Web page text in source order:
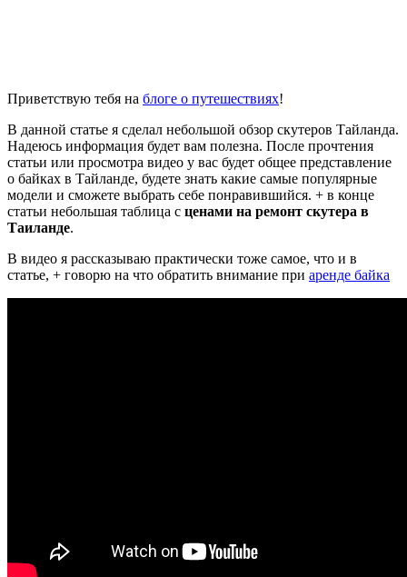
Приветствую тебя на блоге о путешествиях!
В данной статье я сделал небольшой обзор скутеров Тайланда.
Надеюсь информация будет вам полезна. После прочтения
статьи или просмотра видео у вас будет общее представление
о байках в Тайланде, будете знать какие самые популярные
модели и сможете выбрать себе понравившийся. + в конце
статьи небольшая таблица с ценами на ремонт скутера в
Таиланде.
В видео я рассказываю практически тоже самое, что и в
статье, + говорю на что обратить внимание при аренде байка